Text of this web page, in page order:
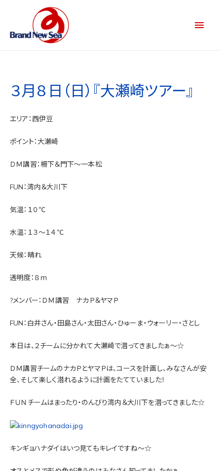
３月８日（日）『大瀬崎ツアー』
エリア：西伊豆
ポイント：大瀬崎
ＤＭ講習：柵下＆門下～一本松
FUN：湾内＆大川下
気温：１０℃
水温：１３～１４℃
天候：晴れ
透明度：８ｍ
?メンバー：ＤＭ講習 ナカＰ＆ヤマＰ
FUN：白井さん・田島さん・太田さん・ひゅーま・ウォーリー・さとし
本日は、２チームに分かれて大瀬崎で潜ってきましたぁ～☆
ＤＭ講習チームのナカＰとヤマＰは、コースを計画し、みなさんが安
全、そして楽しく潜れるように計画をたてていました！
ＦＵＮチームはまったり・のんびり湾内＆大川下を潜ってきました☆
キンギョハナダイはいつ見てもキレイですね～☆